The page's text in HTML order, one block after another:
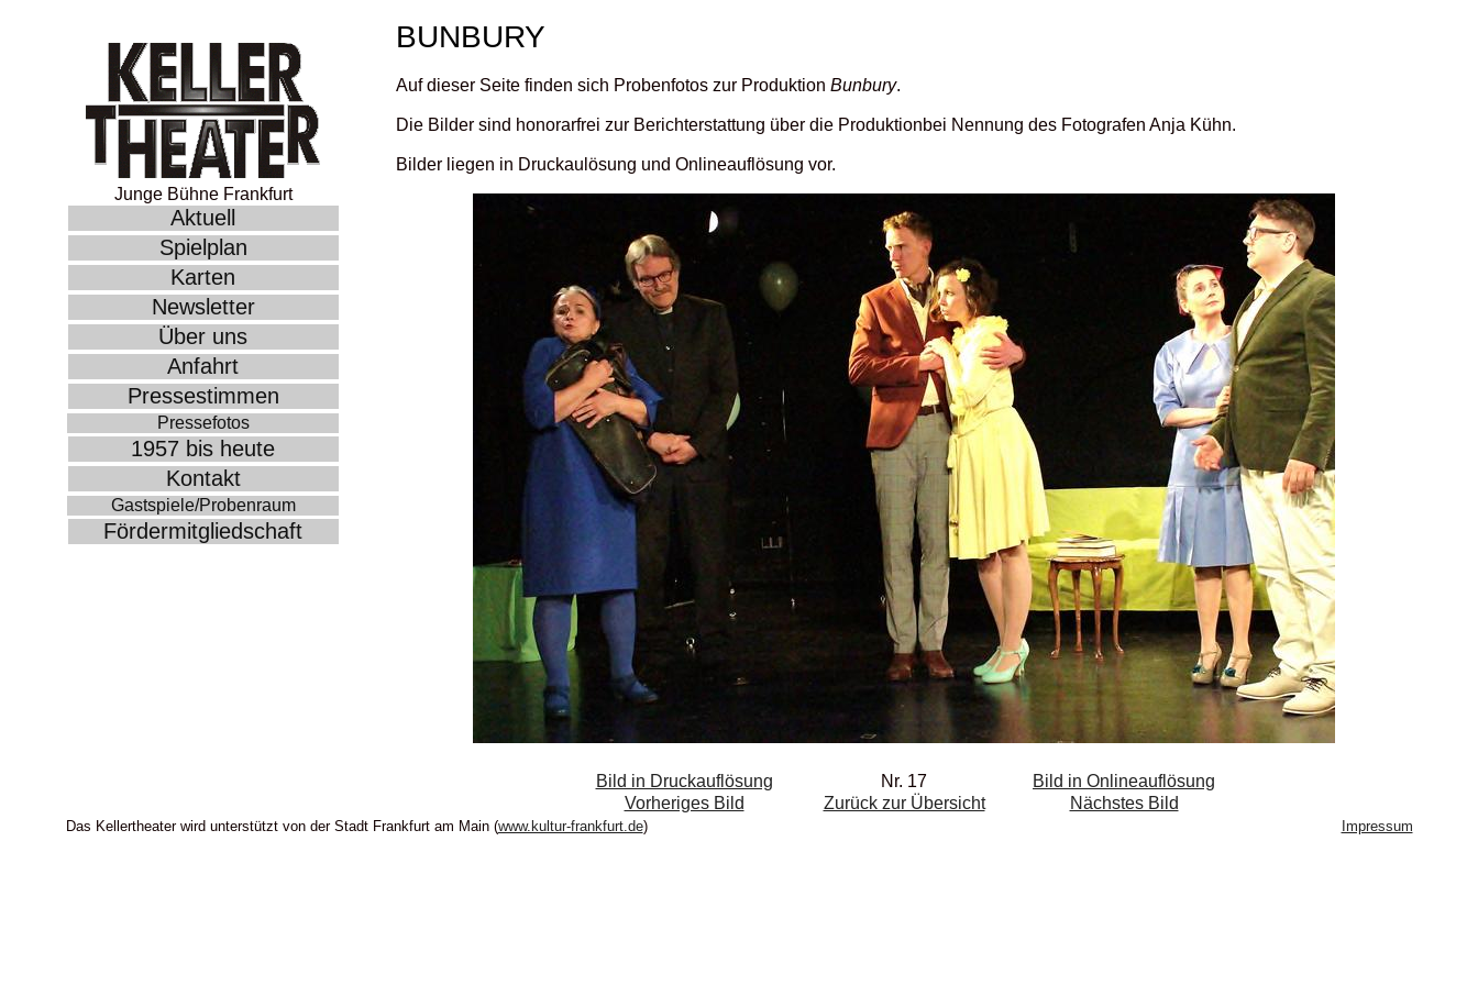
Junge Bühne Frankfurt
Aktuell
Spielplan
Karten
Newsletter
Über uns
Anfahrt
Pressestimmen
Pressefotos
1957 bis heute
Kontakt
Gastspiele/Probenraum
Fördermitgliedschaft
BUNBURY
Auf dieser Seite finden sich Probenfotos zur Produktion Bunbury.
Die Bilder sind honorarfrei zur Berichterstattung über die Produktionbei Nennung des Fotografen Anja Kühn.
Bilder liegen in Druckaulösung und Onlineauflösung vor.
Bild in Druckauflösung Nr. 17
Bild in Onlineauflösung
Vorheriges Bild
Zurück zur Übersicht Nächstes Bild
Das Kellertheater wird unterstützt von der Stadt Frankfurt am Main (www.kultur-frankfurt.de) Impressum